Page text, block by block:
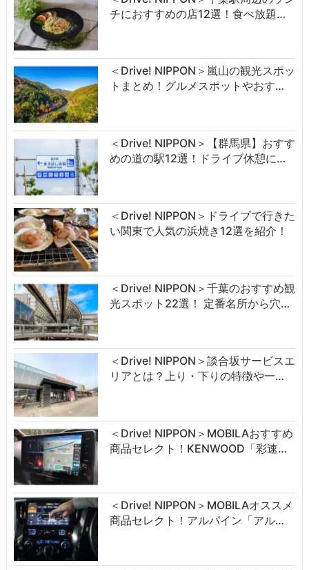
チにおすすめの店12選！食べ放題…
＜Drive! NIPPON＞嵐山の観光スポッ
トまとめ！グルメスポットやおす…
＜Drive! NIPPON＞【群馬県】おすす
めの道の駅12選！ドライブ休憩に…
＜Drive! NIPPON＞ドライブで行きた
い関東で人気の浜焼き12選を紹介！
＜Drive! NIPPON＞千葉のおすすめ観
光スポット22選！ 定番名所から穴…
＜Drive! NIPPON＞談合坂サービスエ
リアとは？上り・下りの特徴や一…
＜Drive! NIPPON＞MOBILAおすすめ
商品セレクト！KENWOOD「彩速…
＜Drive! NIPPON＞MOBILAオススメ
商品セレクト！アルパイン「アル…